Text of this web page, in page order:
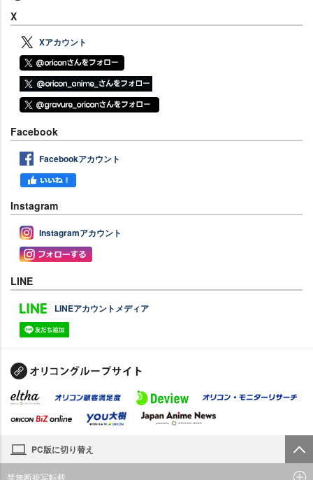
X
Xアカウント
Facebook
Facebookアカウント
Instagram
Instagramアカウント
LINE
LINEアカウントメディア
PC版に切り替え
禁無断複写転載